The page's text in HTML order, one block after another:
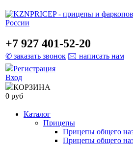
+7 927 401-52-20
✆ заказать звонок 🖂 написать нам
Регистрация
Вход
КОРЗИНА
0 руб
Каталог
Прицепы
Прицепы общего
Прицепы общего